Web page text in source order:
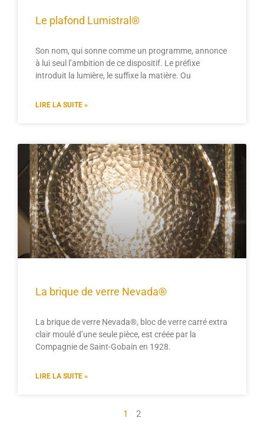
Le plafond Lumistral®
Son nom, qui sonne comme un programme, annonce
à lui seul l’ambition de ce dispositif. Le préfixe
introduit la lumière, le suffixe la matière. Ou
LIRE LA SUITE »
La brique de verre Nevada®
La brique de verre Nevada®, bloc de verre carré extra
clair moulé d’une seule pièce, est créée par la
Compagnie de Saint-Gobain en 1928.
LIRE LA SUITE »
1 2